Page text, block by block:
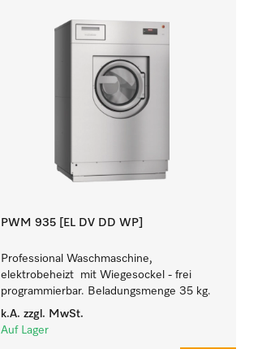
PWM 935 [EL DV DD WP]
Professional Waschmaschine,
elektrobeheizt mit Wiegesockel - frei
programmierbar. Beladungsmenge 35 kg.
k.A. zzgl. MwSt.
Auf Lager